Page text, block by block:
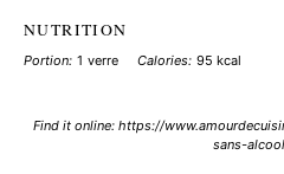
NUTRITION
Portion: 1 verre Calories: 95 kcal
Find it online: https://
sans-